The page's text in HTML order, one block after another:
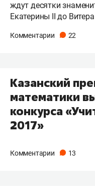
ждут десятки
Екатерины II до
Комментарии 22
Казанский
математики
конкурса
2017»
Комментарии 13